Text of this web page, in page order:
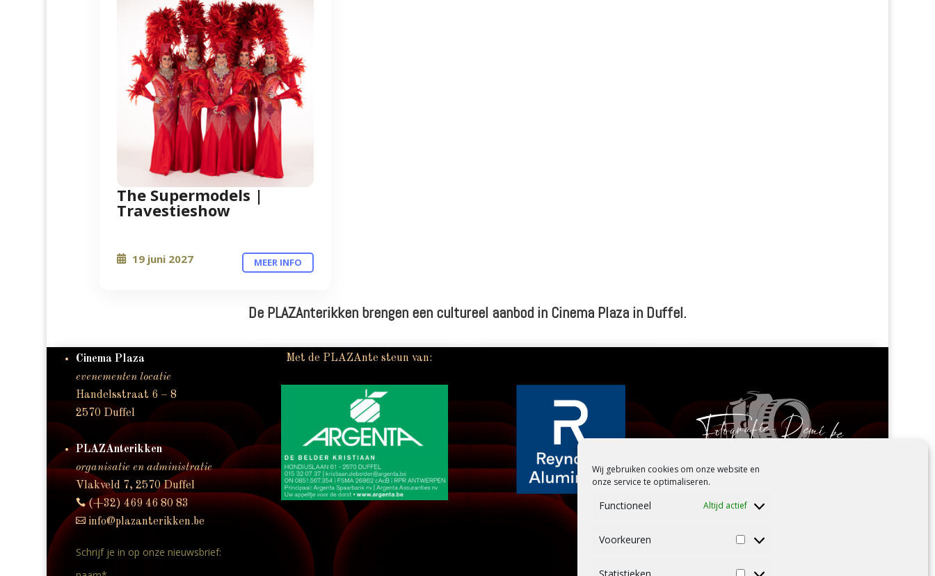
Wij gebruiken cookies om onze website en
onze service te optimaliseren.
Functioneel Altijd actief
Voorkeuren Voorkeuren
The Supermodels |
Travestieshow
19 juni 2027 MEER INFO
De PLAZAnterikken brengen een cultureel aanbod in Cinema Plaza in Duffel.
Cinema Plaza
evenementen locatie
Handelsstraat 6 – 8
2570 Duffel
PLAZAnterikken
organisatie en administratie
Vlakveld 7, 2570 Duffel
(+32) 469 46 80 83
 info@plazanterikken.be
Schrijf je in op onze nieuwsbrief:
Met de PLAZAnte steun van: